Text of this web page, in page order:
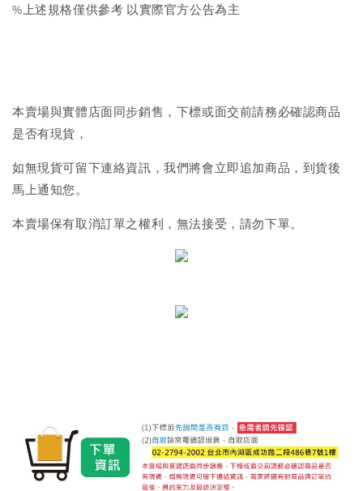
%上述規格僅供參考 以實際官方公告為主
本賣場與實體店面同步銷售，下標或面交前請務必確認商品
是否有現貨，
如無現貨可留下連絡資訊，我們將會立即追加商品，到貨後
馬上通知您。
本賣場保有取消訂單之權利，無法接受，請勿下單。